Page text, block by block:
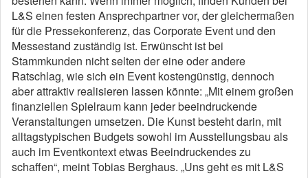
L&S einen festen Ansprechpartner vor, der gleichermaßen
für die Pressekonferenz, das Corporate Event und den
Messestand zuständig ist. Erwünscht ist bei
Stammkunden nicht selten der eine oder andere
Ratschlag, wie sich ein Event kostengünstig, dennoch
aber attraktiv realisieren lassen könnte: „Mit einem großen
finanziellen Spielraum kann jeder beeindruckende
Veranstaltungen umsetzen. Die Kunst besteht darin, mit
alltagstypischen Budgets sowohl im Ausstellungsbau als
auch im Eventkontext etwas Beeindruckendes zu
schaffen“, meint Tobias Berghaus. „Uns geht es mit L&S